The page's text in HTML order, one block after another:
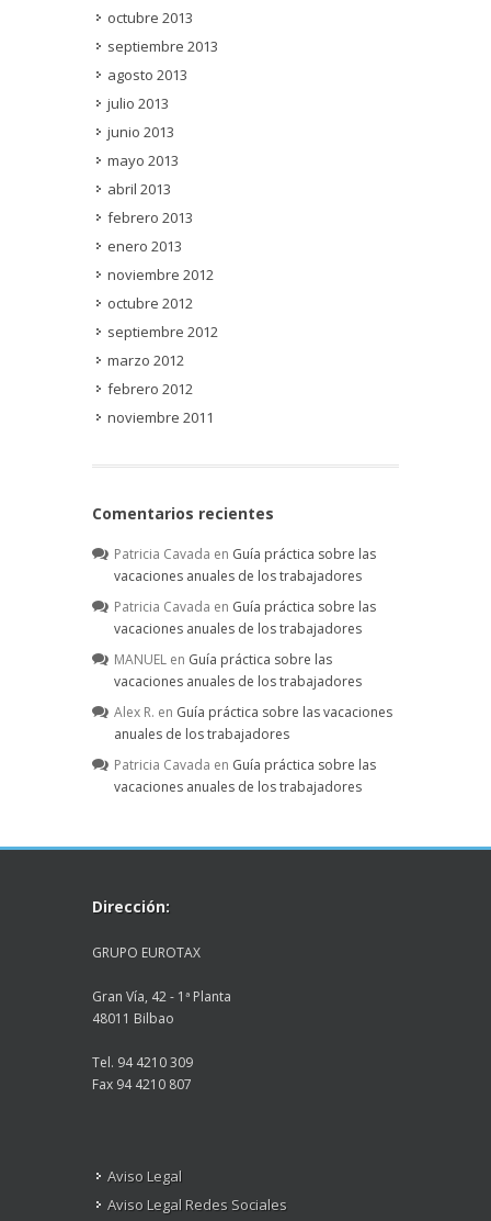
octubre 2013
septiembre 2013
agosto 2013
julio 2013
junio 2013
mayo 2013
abril 2013
febrero 2013
enero 2013
noviembre 2012
octubre 2012
septiembre 2012
marzo 2012
febrero 2012
noviembre 2011
Comentarios recientes
Patricia Cavada en Guía práctica sobre las
vacaciones anuales de los trabajadores
Patricia Cavada en Guía práctica sobre las
vacaciones anuales de los trabajadores
MANUEL en Guía práctica sobre las
vacaciones anuales de los trabajadores
Alex R. en Guía práctica sobre las vacaciones
anuales de los trabajadores
Patricia Cavada en Guía práctica sobre las
vacaciones anuales de los trabajadores
Dirección:
GRUPO EUROTAX
Gran Vía, 42 - 1ª Planta
48011 Bilbao
Tel. 94 4210 309
Fax 94 4210 807
Aviso Legal
Aviso Legal Redes Sociales